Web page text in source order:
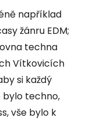
například
žánru EDM;
techna
Vítkovicích
si každý
bylo techno,
vše bylo k